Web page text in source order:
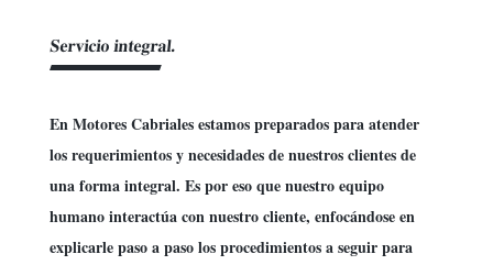
Servicio integral.
En Motores Cabriales estamos preparados para atender
los requerimientos y necesidades de nuestros clientes de
una forma integral. Es por eso que nuestro equipo
humano interactúa con nuestro cliente, enfocándose en
explicarle paso a paso los procedimientos a seguir para